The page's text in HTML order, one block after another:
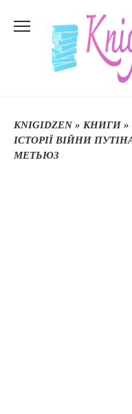
до
KNIGIDZEN» КНИГИ »
ІСТОРІЇ ВІЙНИ
МЕТЬЮЗ